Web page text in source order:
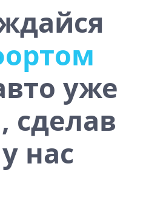
р т о м
во с
уже
сделав
нас